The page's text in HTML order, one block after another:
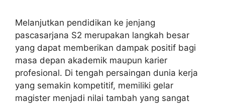
Melanjutkan pendidikan ke jenjang
pascasarjana S2 merupakan langkah besar
yang dapat memberikan dampak positif bagi
masa depan akademik maupun karier
profesional. Di tengah persaingan dunia kerja
yang semakin kompetitif, memiliki gelar
magister menjadi nilai tambah yang sangat